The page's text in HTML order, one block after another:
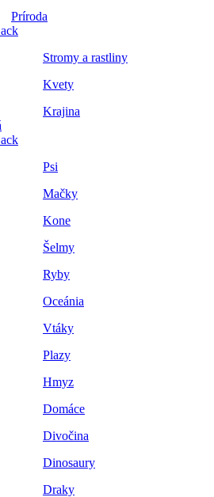
Príroda
Stromy a rastliny
Kvety
Krajina
Psi
Mačky
Kone
Šelmy
Ryby
Oceánia
Vtáky
Plazy
Hmyz
Domáce
Divočina
Dinosaury
Draky